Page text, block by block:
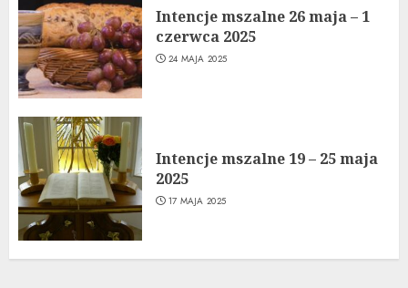
Intencje mszalne 26 maja – 1
czerwca 2025
24 MAJA 2025
Intencje mszalne 19 – 25 maja
2025
17 MAJA 2025